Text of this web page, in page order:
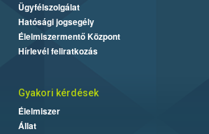
Ügyfélszolgálat
Hatósági jogsegély
Élelmiszermentő Központ
Hírlevél feliratkozás
Gyakori kérdések
Élelmiszer
Állat